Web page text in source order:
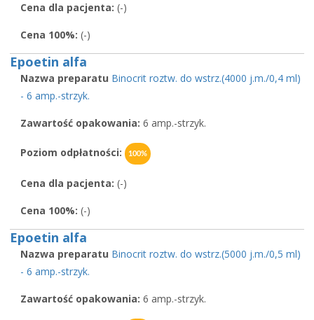
Cena dla pacjenta: (-)
Cena 100%: (-)
Epoetin alfa
Nazwa preparatu Binocrit roztw. do wstrz.(4000 j.m./0,4 ml)
- 6 amp.-strzyk.
Zawartość opakowania: 6 amp.-strzyk.
Poziom odpłatności: 100%
Cena dla pacjenta: (-)
Cena 100%: (-)
Epoetin alfa
Nazwa preparatu Binocrit roztw. do wstrz.(5000 j.m./0,5 ml)
- 6 amp.-strzyk.
Zawartość opakowania: 6 amp.-strzyk.